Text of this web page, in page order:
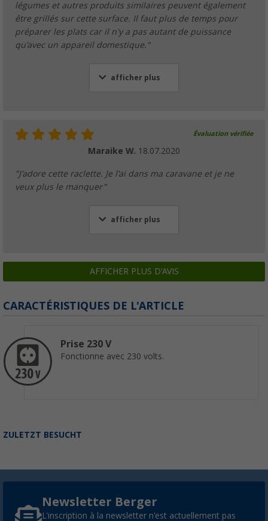
légumes et autres produits similaires peuvent également
être grillés sur cette surface. Il faut plus de temps pour
préparer les plats car il n'y a pas autant de puissance
qu'avec un appareil domestique."
afficher plus
Évaluation vérifiée
Maraike W. 18.07.2020
"J'adore cette raclette. Je l'ai dans ma caravane et je ne
veux plus le manquer"
afficher plus
AFFICHER PLUS D'AVIS
CARACTÉRISTIQUES DE L'ARTICLE
Prise 230 V
Fonctionne avec 230 volts.
ZULETZT BESUCHT
Newsletter Berger
L'inscription à la newsletter n'est actuellement pas